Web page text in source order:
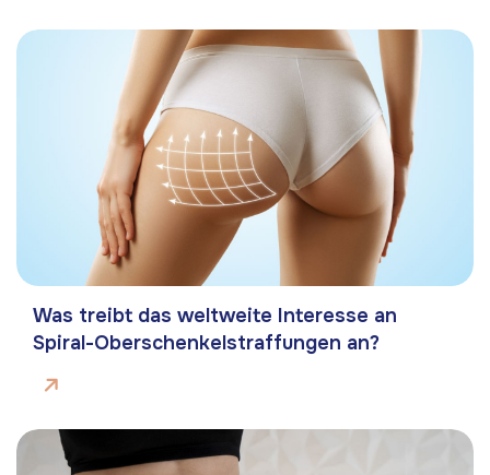
Was treibt das weltweite Interesse an
Spiral-Oberschenkelstraffungen an?